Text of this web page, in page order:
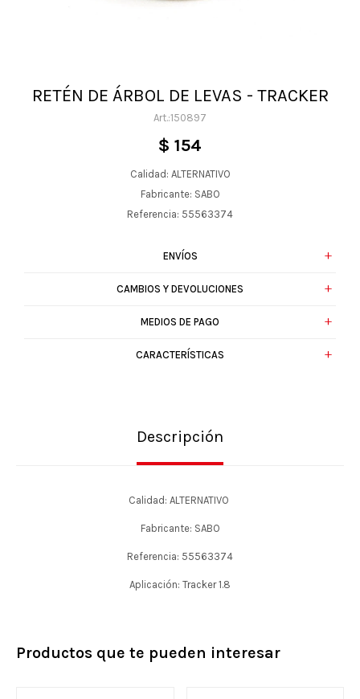
RETÉN DE ÁRBOL DE LEVAS - TRACKER
150897
$ 154
Calidad: ALTERNATIVO
Fabricante: SABO
Referencia: 55563374
ENVÍOS
CAMBIOS Y DEVOLUCIONES
MEDIOS DE PAGO
CARACTERÍSTICAS
Descripción
Calidad: ALTERNATIVO
Fabricante: SABO
Referencia: 55563374
Aplicación: Tracker 1.8
Productos que te pueden interesar